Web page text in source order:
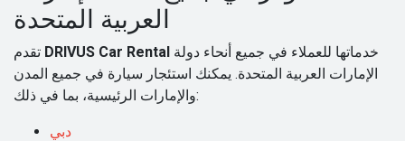
العربية المتحدة
DRIVUS Car Rental
الإمارات العربية المتحدة. يمكنك استئجار سيارة في جميع المدن
والإمارات الرئيسية، بما في ذلك:
دبي